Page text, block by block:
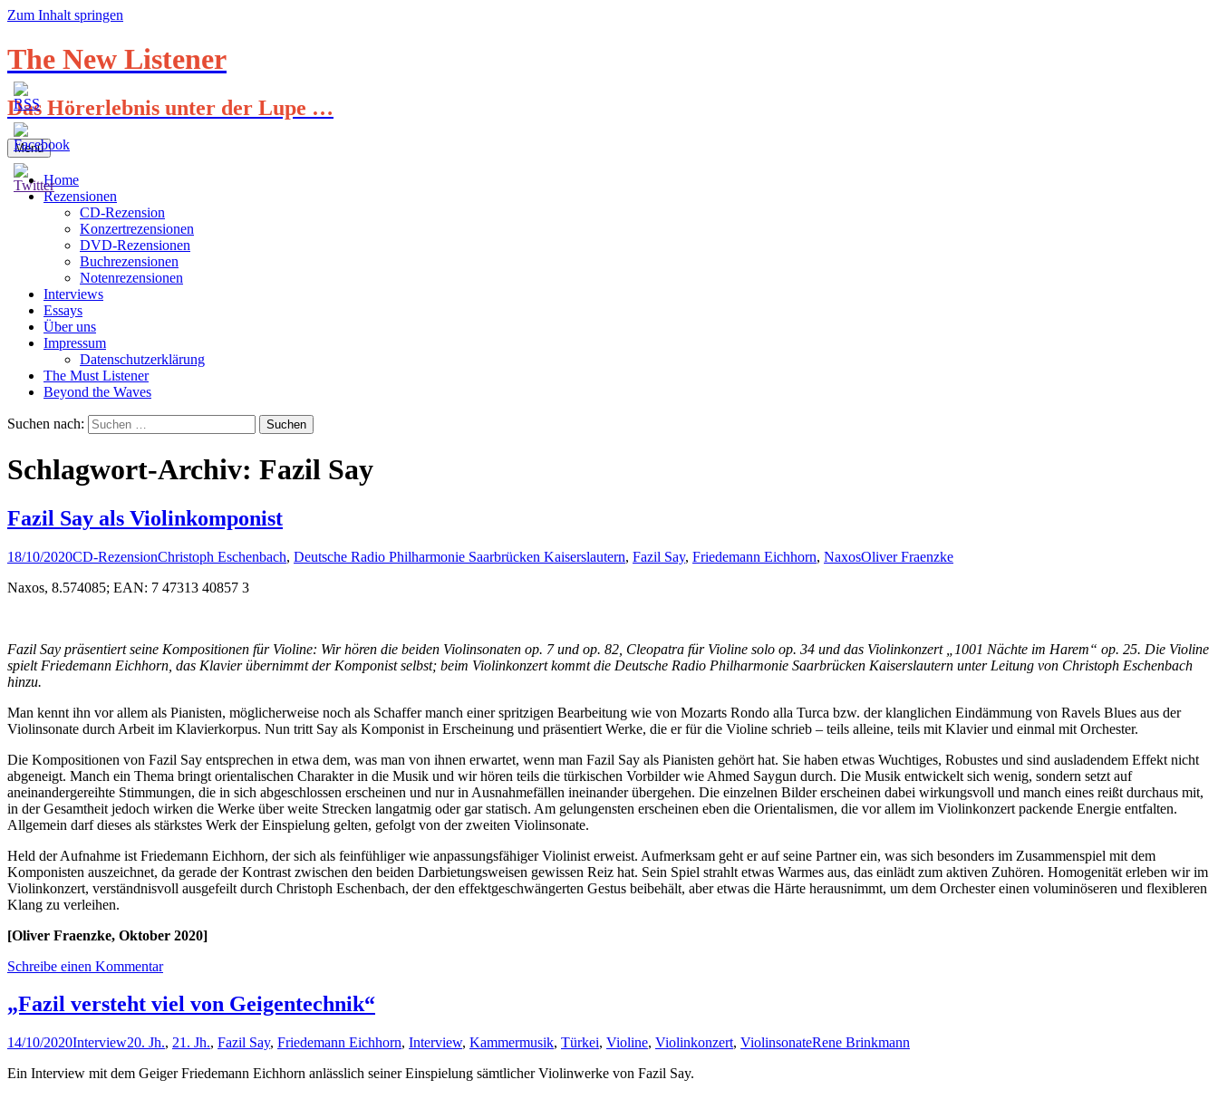
Zum Inhalt springen
The New Listener
Das Hörerlebnis unter der Lupe …
Menü
Home
Rezensionen
CD-Rezension
Konzertrezensionen
DVD-Rezensionen
Buchrezensionen
Notenrezensionen
Interviews
Essays
Über uns
Impressum
Datenschutzerklärung
The Must Listener
Beyond the Waves
Suchen nach:
Schlagwort-Archiv: Fazil Say
Fazil Say als Violinkomponist
18/10/2020CD-RezensionChristoph Eschenbach, Deutsche Radio Philharmonie Saarbrücken Kaiserslautern, Fazil Say, Friedemann Eichhorn, NaxosOliver Fraenzke
Naxos, 8.574085; EAN: 7 47313 40857 3
Fazil Say präsentiert seine Kompositionen für Violine: Wir hören die beiden Violinsonaten op. 7 und op. 82, Cleopatra für Violine solo op. 34 und das Violinkonzert „1001 Nächte im Harem“ op. 25. Die Violine
spielt Friedemann Eichhorn, das Klavier übernimmt der Komponist selbst; beim Violinkonzert kommt die Deutsche Radio Philharmonie Saarbrücken Kaiserslautern unter Leitung von Christoph Eschenbach
hinzu.
Man kennt ihn vor allem als Pianisten, möglicherweise noch als Schaffer manch einer spritzigen Bearbeitung wie von Mozarts Rondo alla Turca bzw. der klanglichen Eindämmung von Ravels Blues aus der
Violinsonate durch Arbeit im Klavierkorpus. Nun tritt Say als Komponist in Erscheinung und präsentiert Werke, die er für die Violine schrieb – teils alleine, teils mit Klavier und einmal mit Orchester.
Die Kompositionen von Fazil Say entsprechen in etwa dem, was man von ihnen erwartet, wenn man Fazil Say als Pianisten gehört hat. Sie haben etwas Wuchtiges, Robustes und sind ausladendem Effekt nicht
abgeneigt. Manch ein Thema bringt orientalischen Charakter in die Musik und wir hören teils die türkischen Vorbilder wie Ahmed Saygun durch. Die Musik entwickelt sich wenig, sondern setzt auf
aneinandergereihte Stimmungen, die in sich abgeschlossen erscheinen und nur in Ausnahmefällen ineinander übergehen. Die einzelnen Bilder erscheinen dabei wirkungsvoll und manch eines reißt durchaus mit,
in der Gesamtheit jedoch wirken die Werke über weite Strecken langatmig oder gar statisch. Am gelungensten erscheinen eben die Orientalismen, die vor allem im Violinkonzert packende Energie entfalten.
Allgemein darf dieses als stärkstes Werk der Einspielung gelten, gefolgt von der zweiten Violinsonate.
Held der Aufnahme ist Friedemann Eichhorn, der sich als feinfühliger wie anpassungsfähiger Violinist erweist. Aufmerksam geht er auf seine Partner ein, was sich besonders im Zusammenspiel mit dem
Komponisten auszeichnet, da gerade der Kontrast zwischen den beiden Darbietungsweisen gewissen Reiz hat. Sein Spiel strahlt etwas Warmes aus, das einlädt zum aktiven Zuhören. Homogenität erleben wir im
Violinkonzert, verständnisvoll ausgefeilt durch Christoph Eschenbach, der den effektgeschwängerten Gestus beibehält, aber etwas die Härte herausnimmt, um dem Orchester einen voluminöseren und flexibleren
Klang zu verleihen.
[Oliver Fraenzke, Oktober 2020]
Schreibe einen Kommentar
„Fazil versteht viel von Geigentechnik“
14/10/2020Interview20. Jh., 21. Jh., Fazil Say, Friedemann Eichhorn, Interview, Kammermusik, Türkei, Violine, Violinkonzert, ViolinsonateRene Brinkmann
Ein Interview mit dem Geiger Friedemann Eichhorn anlässlich seiner Einspielung sämtlicher Violinwerke von Fazil Say.